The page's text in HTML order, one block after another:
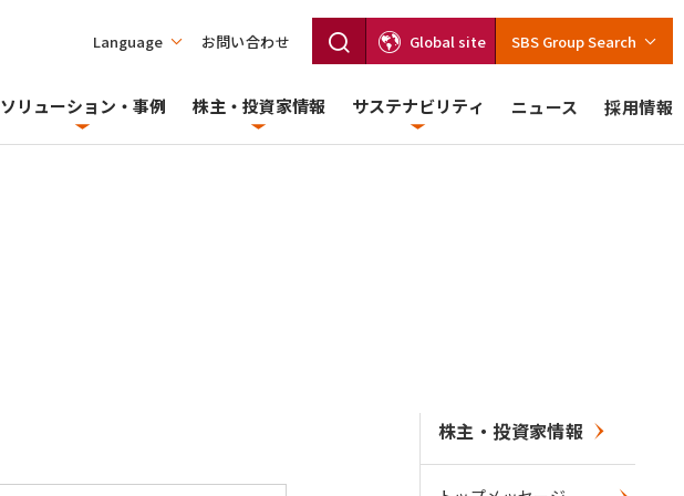
Language お問い合わせ Global site SBS Group Search
ソリューション・事例 株主・投資家情報 サステナビリティ ニュース 採用情報
株主・投資家情報